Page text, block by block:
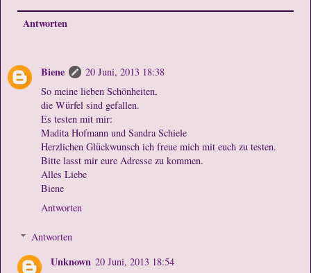
Antworten
Biene
20 Juni, 2013 18:38
So meine lieben Schönheiten,
die Würfel sind gefallen.
Es testen mit mir:
Madita Hofmann und Sandra Schiele
Herzlichen Glückwunsch ich freue mich mit euch zu testen.
Bitte lasst mir eure Adresse zu kommen.
Alles Liebe
Biene
Antworten
Antworten
Unknown 20 Juni, 2013 18:54